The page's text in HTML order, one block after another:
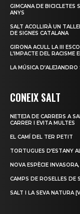
GIMCANA DE BICICLETES
ANYS
SALT ACOLLIRÀ UN
DE SIGNES CATALANA
GIRONA ACULL LA III
L’IMPACTE DEL RACISME
LA MÚSICA
CONEIX SALT
NETEJA DE CARRERS A
CARRER I EVITA MULTES
EL CAMÍ DEL TER PETIT
TORTUGUES D’ESTANY
NOVA ESPÈCIE
CAMPS DE ROSELLES DE
SALT I LA SEVA NATURA